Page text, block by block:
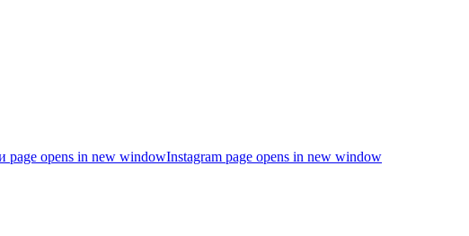
page opens in new windowInstagram page opens in new window